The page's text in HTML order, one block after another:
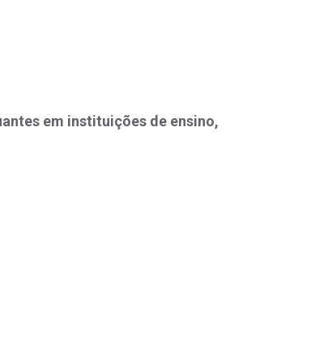
em instituições de ensino,